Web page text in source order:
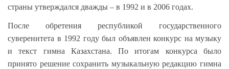
страны утверждался дважды – в 1992 и в 2006 годах.
После обретения республикой государственного
суверенитета в 1992 году был объявлен конкурс на музыку
и текст гимна Казахстана. По итогам конкурса было
принято решение сохранить музыкальную редакцию гимна